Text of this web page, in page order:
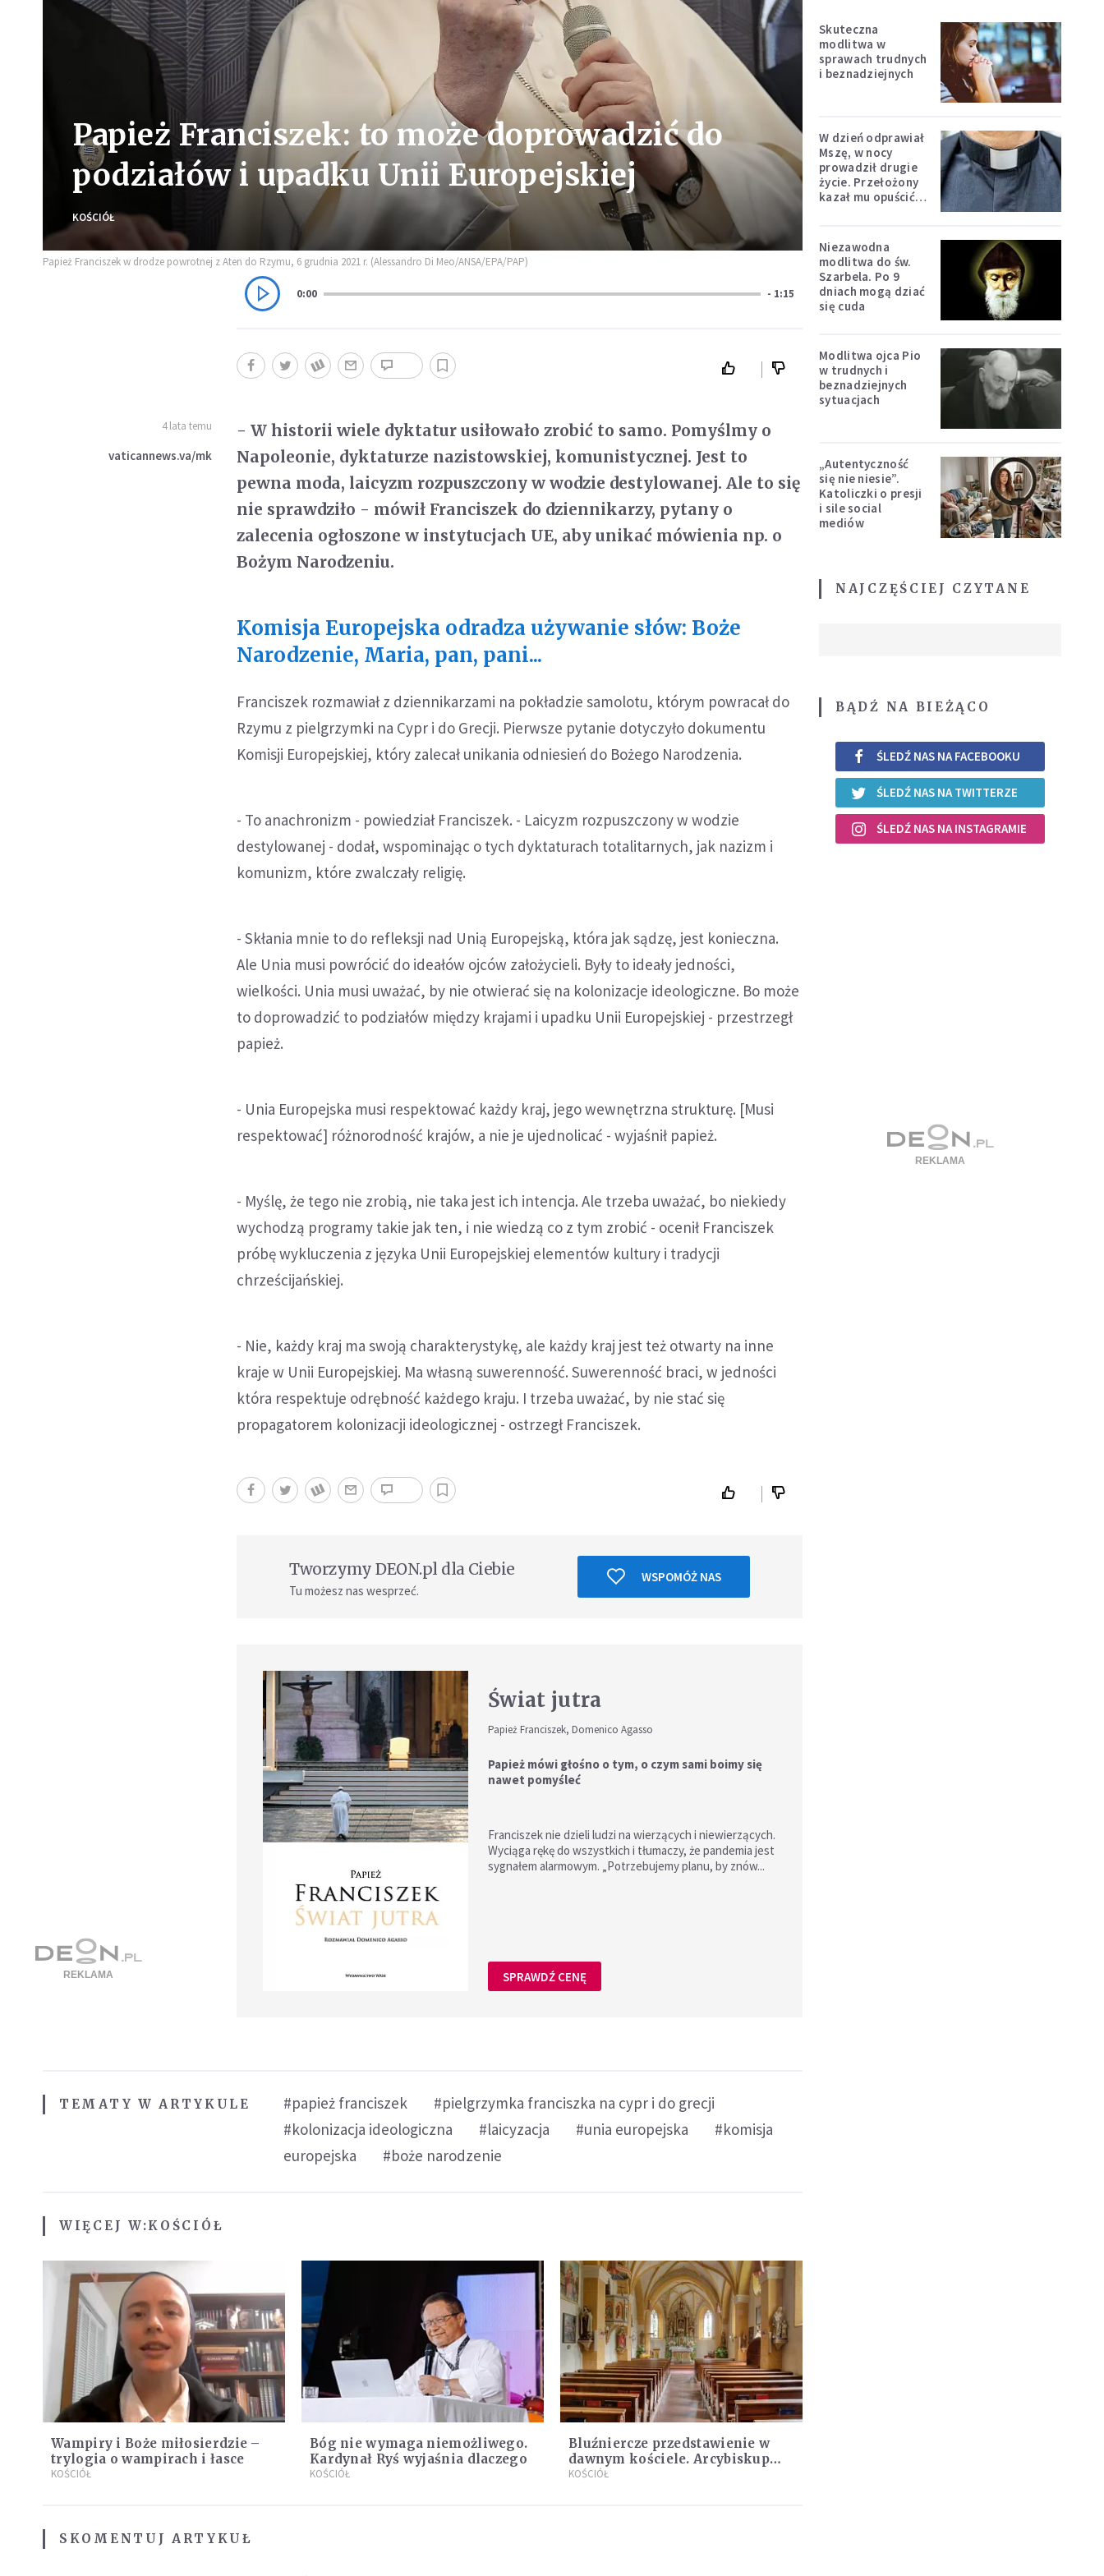
Papież Franciszek: to może doprowadzić do
podziałów i upadku Unii Europejskiej
KOŚCIÓŁ
Papież Franciszek w drodze powrotnej z Aten do Rzymu, 6 grudnia 2021 r. (Alessandro Di Meo/ANSA/EPA/PAP)
0:00 - 1:15
4 lata temu
vaticannews.va/mk
- W historii wiele dyktatur usiłowało zrobić to samo. Pomyślmy o
Napoleonie, dyktaturze nazistowskiej, komunistycznej. Jest to
pewna moda, laicyzm rozpuszczony w wodzie destylowanej. Ale to się
nie sprawdziło - mówił Franciszek do dziennikarzy, pytany o
zalecenia ogłoszone w instytucjach UE, aby unikać mówienia np. o
Bożym Narodzeniu.
Komisja Europejska odradza używanie słów: Boże
Narodzenie, Maria, pan, pani...
Franciszek rozmawiał z dziennikarzami na pokładzie samolotu, którym powracał do
Rzymu z pielgrzymki na Cypr i do Grecji. Pierwsze pytanie dotyczyło dokumentu
Komisji Europejskiej, który zalecał unikania odniesień do Bożego Narodzenia.
- To anachronizm - powiedział Franciszek. - Laicyzm rozpuszczony w wodzie
destylowanej - dodał, wspominając o tych dyktaturach totalitarnych, jak nazizm i
komunizm, które zwalczały religię.
- Skłania mnie to do refleksji nad Unią Europejską, która jak sądzę, jest konieczna.
Ale Unia musi powrócić do ideałów ojców założycieli. Były to ideały jedności,
wielkości. Unia musi uważać, by nie otwierać się na kolonizacje ideologiczne. Bo może
to doprowadzić to podziałów między krajami i upadku Unii Europejskiej - przestrzegł
papież.
- Unia Europejska musi respektować każdy kraj, jego wewnętrzna strukturę. [Musi
respektować] różnorodność krajów, a nie je ujednolicać - wyjaśnił papież.
- Myślę, że tego nie zrobią, nie taka jest ich intencja. Ale trzeba uważać, bo niekiedy
wychodzą programy takie jak ten, i nie wiedzą co z tym zrobić - ocenił Franciszek
próbę wykluczenia z języka Unii Europejskiej elementów kultury i tradycji
chrześcijańskiej.
- Nie, każdy kraj ma swoją charakterystykę, ale każdy kraj jest też otwarty na inne
kraje w Unii Europejskiej. Ma własną suwerenność. Suwerenność braci, w jedności
która respektuje odrębność każdego kraju. I trzeba uważać, by nie stać się
propagatorem kolonizacji ideologicznej - ostrzegł Franciszek.
Tworzymy DEON.pl dla Ciebie
Tu możesz nas wesprzeć.
WSPOMÓŻ NAS
Świat jutra
Papież Franciszek, Domenico Agasso
Papież mówi głośno o tym, o czym sami boimy się
nawet pomyśleć
Franciszek nie dzieli ludzi na wierzących i niewierzących.
Wyciąga rękę do wszystkich i tłumaczy, że pandemia jest
sygnałem alarmowym. „Potrzebujemy planu, by znów...
SPRAWDŹ CENĘ
TEMATY W ARTYKULE #papież franciszek
#pielgrzymka franciszka na cypr i do grecji
#kolonizacja ideologiczna
#laicyzacja #unia europejska
#komisja
europejska
#boże narodzenie
WIĘCEJ W:KOŚCIÓŁ
Wampiry i Boże miłosierdzie –
trylogia o wampirach i łasce
KOŚCIÓŁ
Bóg nie wymaga niemożliwego.
Kardynał Ryś wyjaśnia dlaczego
KOŚCIÓŁ
Bluźniercze przedstawienie w
dawnym kościele. Arcybiskup
stanowczo reaguje
KOŚCIÓŁ
SKOMENTUJ ARTYKUŁ
Skuteczna
modlitwa w
sprawach trudnych
i beznadziejnych
W dzień odprawiał
Mszę, w nocy
prowadził drugie
życie. Przełożony
kazał mu opuścić
Niezawodna
modlitwa do św.
Szarbela. Po 9
dniach mogą dziać
się cuda
Modlitwa ojca Pio
w trudnych i
beznadziejnych
sytuacjach
„Autentyczność
się nie niesie”.
Katoliczki o presji
i sile social
mediów
NAJCZĘŚCIEJ CZYTANE
BĄDŹ NA BIEŻĄCO
ŚLEDŹ NAS NA FACEBOOKU
ŚLEDŹ NAS NA TWITTERZE
ŚLEDŹ NAS NA INSTAGRAMIE